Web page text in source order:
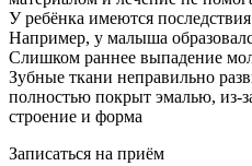
У ребёнка имеются
Например, у малыша
Слишком раннее выпадение
Зубные ткани неправильно
полностью покрыт эмалью, из-
строение и форма
Записаться на приём